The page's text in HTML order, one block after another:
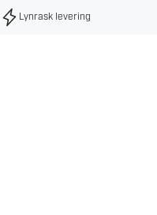
Lynrask levering